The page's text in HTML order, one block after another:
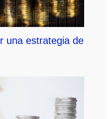
una estrategia de